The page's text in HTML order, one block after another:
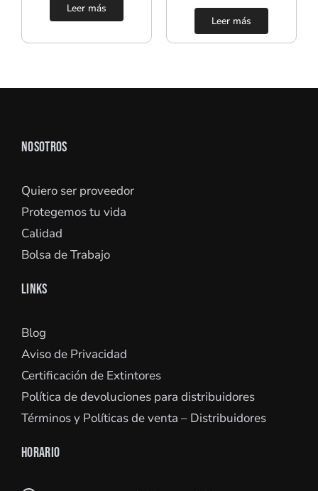
Leer más
Leer más
NOSOTROS
Quiero ser proveedor
Protegemos tu vida
Calidad
Bolsa de Trabajo
LINKS
Blog
Aviso de Privacidad
Certificación de Extintores
Política de devoluciones para distribuidores
Términos y Políticas de venta – Distribuidores
HORARIO